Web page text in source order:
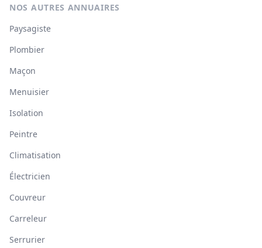
NOS AUTRES ANNUAIRES
Paysagiste
Plombier
Maçon
Menuisier
Isolation
Peintre
Climatisation
Électricien
Couvreur
Carreleur
Serrurier